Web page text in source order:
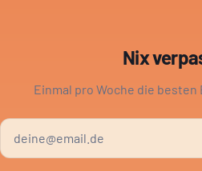
Nix
Einmal pro Woche die